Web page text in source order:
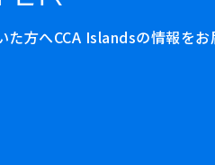
た方へCCA Islandsの情報をお